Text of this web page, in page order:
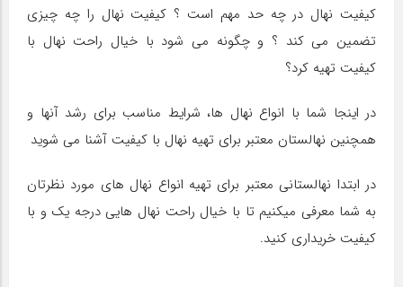
کیفیت نهال در چه حد مهم است ؟ کیفیت نهال را چه چیزی
تضمین می کند ؟ و چگونه می شود با خیال راحت نهال با
کیفیت تهیه کرد؟
در اینجا شما با انواع نهال ها، شرایط مناسب برای رشد آنها و
همچنین نهالستان معتبر برای تهیه نهال با کیفیت آشنا می شوید
در ابتدا نهالستانی معتبر برای تهیه انواع نهال های مورد نظرتان
به شما معرفی میکنیم تا با خیال راحت نهال هایی درجه یک و با
کیفیت خریداری کنید.